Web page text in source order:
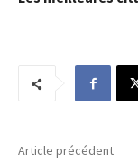
Article précédent